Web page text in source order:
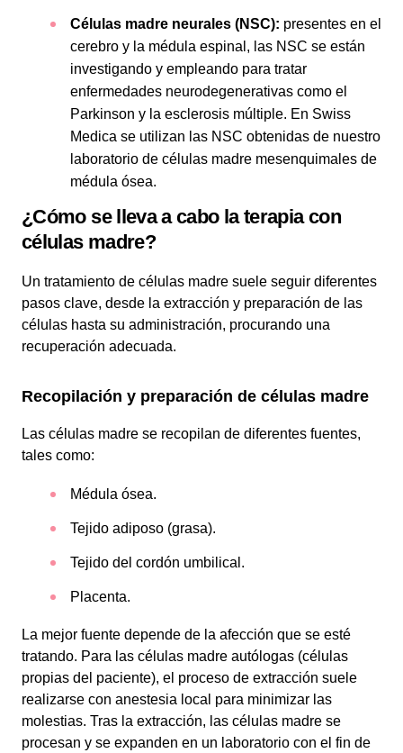
Células madre neurales (NSC): presentes en el
cerebro y la médula espinal, las NSC se están
investigando y empleando para tratar
enfermedades neurodegenerativas como el
Parkinson y la esclerosis múltiple. En Swiss
Medica se utilizan las NSC obtenidas de nuestro
laboratorio de células madre mesenquimales de
médula ósea.
¿Cómo se lleva a cabo la terapia con
células madre?
Un tratamiento de células madre suele seguir diferentes
pasos clave, desde la extracción y preparación de las
células hasta su administración, procurando una
recuperación adecuada.
Recopilación y preparación de células madre
Las células madre se recopilan de diferentes fuentes,
tales como:
Médula ósea.
Tejido adiposo (grasa).
Tejido del cordón umbilical.
Placenta.
La mejor fuente depende de la afección que se esté
tratando. Para las células madre autólogas (células
propias del paciente), el proceso de extracción suele
realizarse con anestesia local para minimizar las
molestias. Tras la extracción, las células madre se
procesan y se expanden en un laboratorio con el fin de